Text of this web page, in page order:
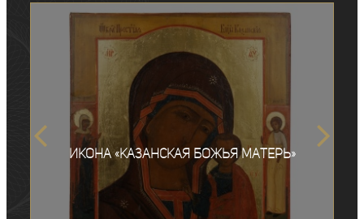
Икона «Казанская Божья Матерь»